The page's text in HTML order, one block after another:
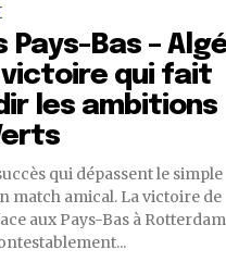
Pays-Bas –
victoire qui fait
les ambitions
qui dépassent le simple
match amical. La victoire de
aux Pays-Bas à Rotterdam